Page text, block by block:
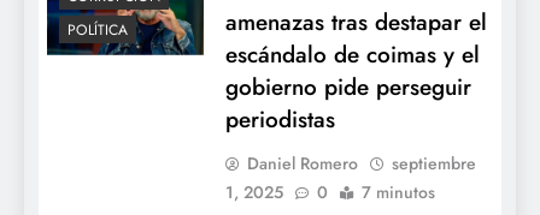
POLÍTICA
amenazas tras destapar el
escándalo de coimas y el
gobierno pide perseguir
periodistas
Daniel Romero
septiembre
1, 2025
0 7 minutos